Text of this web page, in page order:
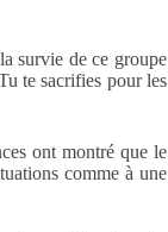
survie de ce groupe
te sacrifies pour les
ont montré que le
comme à une